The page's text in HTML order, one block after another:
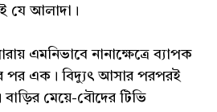
যে আলাদা।
এমনিভাবে নানাক্ষেত্রে ব্যাপক
পর এক। বিদ্যুৎ আসার পরপরই
মেয়ে-বৌদের টিভি